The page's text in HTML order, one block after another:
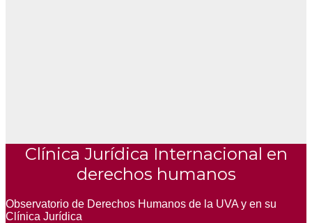
Clínica Jurídica Internacional en
derechos humanos
Observatorio de Derechos Humanos de la UVA y en su
Clínica Jurídica